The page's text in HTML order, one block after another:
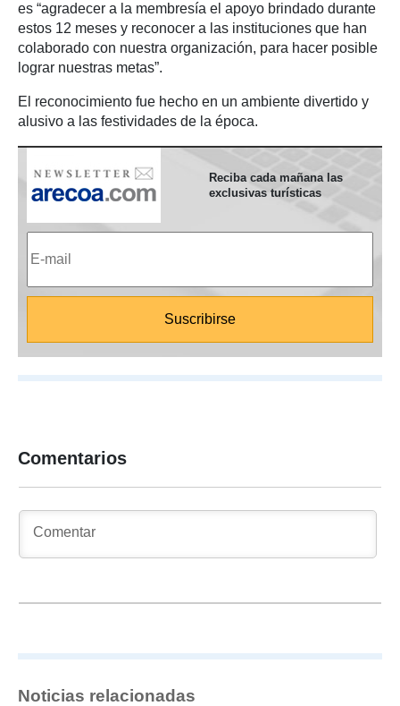
es “agradecer a la membresía el apoyo brindado durante
estos 12 meses y reconocer a las instituciones que han
colaborado con nuestra organización, para hacer posible
lograr nuestras metas”.
El reconocimiento fue hecho en un ambiente divertido y
alusivo a las festividades de la época.
Reciba cada mañana las
exclusivas turísticas
Comentarios
Noticias relacionadas